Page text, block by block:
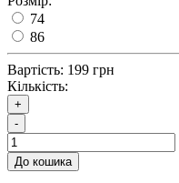
74
86
Вартість: 199 грн
Кількість:
+
-
До кошика